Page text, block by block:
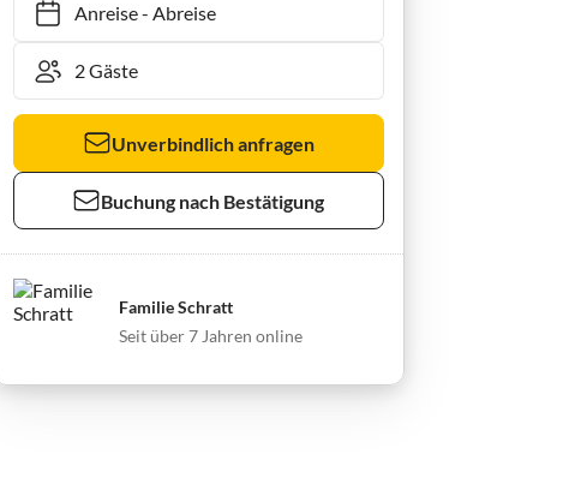
Anreise- Abreise
Unverbindlich anfragen
Buchung nach Bestätigung
Familie Schratt
Seit über 7 Jahren online